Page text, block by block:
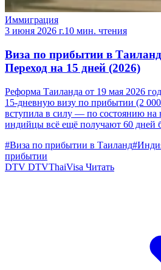
Иммиграция
3 июня 2026 г.10 мин. чтения
Виза по прибытии в
Переход на 15 дней (2026)
Реформа Таиланда от 19 мая 2026
15-дневную визу по прибытии (2
вступила в силу — по состоянию на
индийцы всё ещё получают 60 дней
#Виза по прибытии в Таиланд
прибытии
DTV DTVThaiVisa Читать